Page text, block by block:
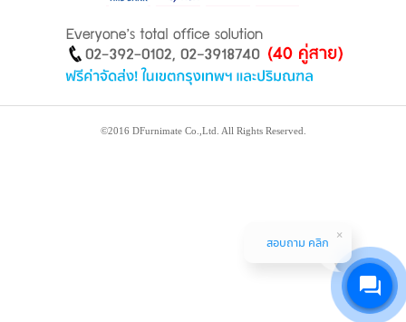
©2016 DFurnimate Co.,Ltd. All Rights Reserved.
สอบถาม คลิก